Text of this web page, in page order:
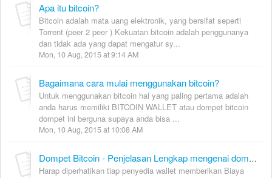
Apa itu bitcoin?
Bitcoin adalah mata uang elektronik, yang bersifat seperti
Torrent (peer 2 peer ) Kekuatan bitcoin adalah penggunanya
dan tidak ada yang dapat mengatur sy...
Mon, 10 Aug, 2015 at 9:14 AM
Bagaimana cara mulai menggunakan bitcoin?
Untuk menggunakan bitcoin hal yang paling pertama adalah
anda harus memiliki BITCOIN WALLET atau dompet bitcoin
dompet ini berguna supaya anda bisa ...
Mon, 10 Aug, 2015 at 10:08 AM
Dompet Bitcoin - Penjelasan Lengkap mengenai dompet bitcoin
Harap diperhatikan tiap penyedia wallet memberikan Biaya